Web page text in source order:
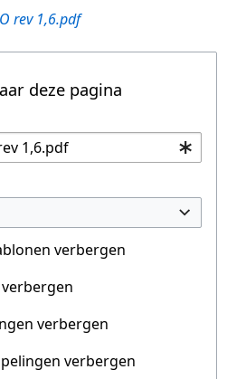
rev 1,6.pdf
deze pagina
verbergen
verbergen
verbergen